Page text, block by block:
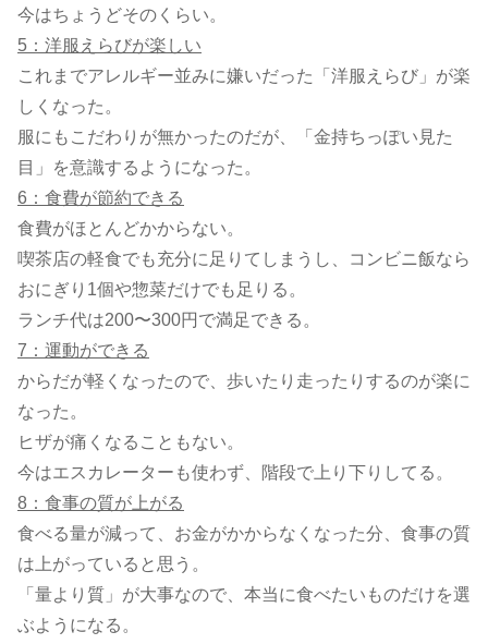
今はちょうどそのくらい。
5：洋服えらびが楽しい
これまでアレルギー並みに嫌いだった「洋服えらび」が楽
しくなった。
服にもこだわりが無かったのだが、「金持ちっぽい見た
目」を意識するようになった。
6：食費が節約できる
食費がほとんどかからない。
喫茶店の軽食でも充分に足りてしまうし、コンビニ飯なら
おにぎり1個や惣菜だけでも足りる。
ランチ代は200〜300円で満足できる。
7：運動ができる
からだが軽くなったので、歩いたり走ったりするのが楽に
なった。
ヒザが痛くなることもない。
今はエスカレーターも使わず、階段で上り下りしてる。
8：食事の質が上がる
食べる量が減って、お金がかからなくなった分、食事の質
は上がっていると思う。
「量より質」が大事なので、本当に食べたいものだけを選
ぶようになる。